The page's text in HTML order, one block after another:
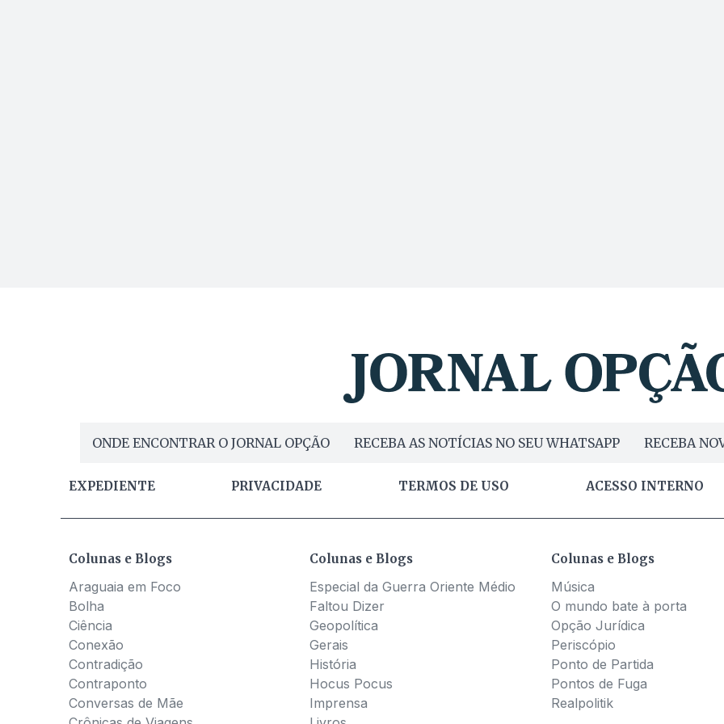
ONDE ENCONTRAR O JORNAL OPÇÃO RECEBA AS NOTÍCIAS NO SEU WHATSAPP RECEBA
EXPEDIENTE PRIVACIDADE TERMOS DE USO ACESSO INTERNO
Colunas e Blogs
Araguaia em Foco
Bolha
Ciência
Conexão
Contradição
Contraponto
Conversas de Mãe
Colunas e Blogs
Especial da Guerra Oriente Médio
Faltou Dizer
Geopolítica
Gerais
História
Hocus Pocus
Imprensa
Colunas e Blogs
Música
O mundo bate à porta
Opção Jurídica
Periscópio
Ponto de Partida
Pontos de Fuga
Realpolitik